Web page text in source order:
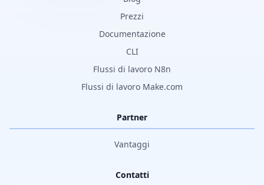
Prezzi
Documentazione
CLI
Flussi di lavoro N8n
Flussi di lavoro Make.com
Partner
Vantaggi
Contatti